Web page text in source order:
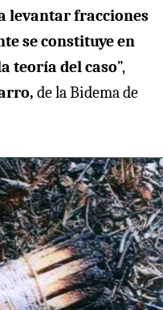
levantar fracciones
se constituye en
teoría del caso”,
de la Bidema de